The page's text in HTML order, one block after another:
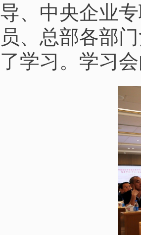
导、中央企业
员、总部各部
了学习。学习